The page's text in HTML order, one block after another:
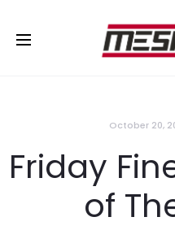
October 20,
Friday
of